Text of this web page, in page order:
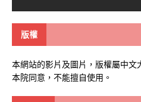
版權
本網站的影片及圖片，版權屬中
本院同意，不能擅自使用。